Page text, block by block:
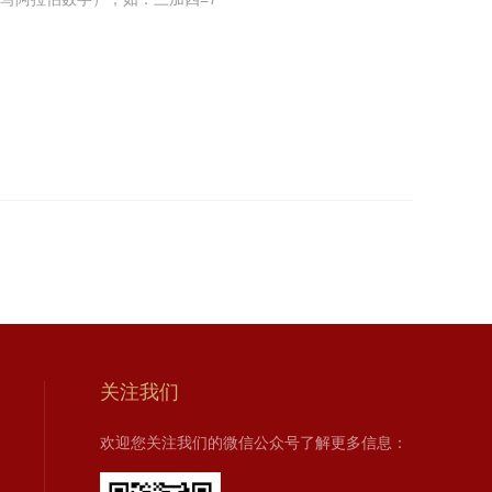
关注我们
欢迎您关注我们的微信公众号了解更多信息：